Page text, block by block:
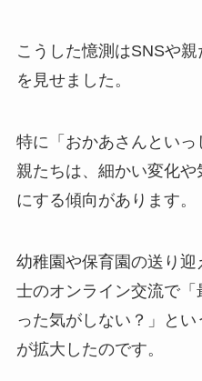
こうした憶測はSNSや
を見せました。
特に「おかあさんとい
親たちは、細かい変化
にする傾向があります。
幼稚園や保育園の送り
士のオンライン交流で
った気がしない？」と
が拡大したのです。